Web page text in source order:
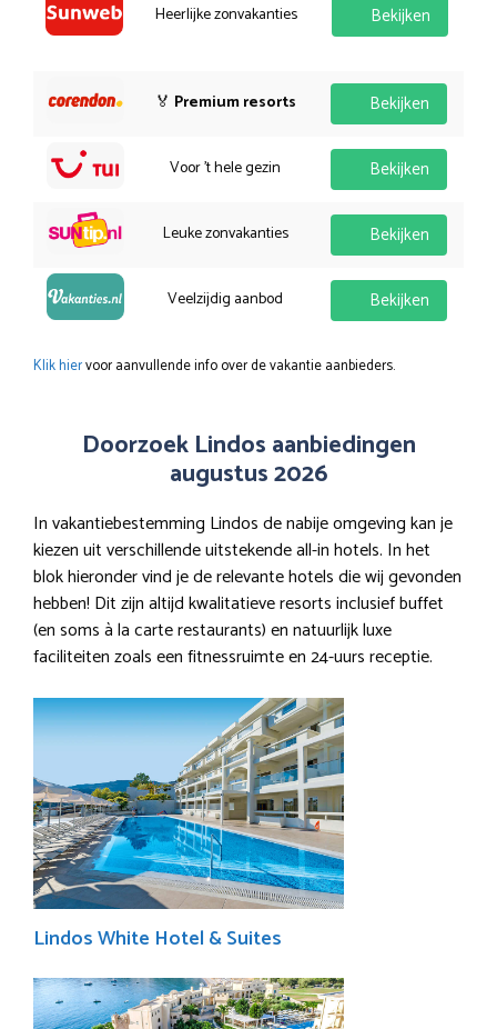
Heerlijke zonvakanties Bekijken
🏅 Premium resorts Bekijken
Voor 't hele gezin Bekijken
Leuke zonvakanties Bekijken
Veelzijdig aanbod Bekijken
Klik hiervoor aanvullende info over de vakantie aanbieders.
Doorzoek Lindos aanbiedingen
augustus 2026
In vakantiebestemming Lindos de nabije omgeving kan je
kiezen uit verschillende uitstekende all-in hotels. In het
blok hieronder vind je de relevante hotels die wij gevonden
hebben! Dit zijn altijd kwalitatieve resorts inclusief buffet
(en soms à la carte restaurants) en natuurlijk luxe
faciliteiten zoals een fitnessruimte en 24-uurs receptie.
Lindos White Hotel & Suites